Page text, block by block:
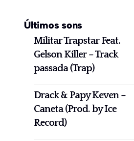
Últimos sons
Militar Trapstar Feat.
Gelson Killer – Track
passada (Trap)
Drack & Papy Keven –
Caneta (Prod. by Ice
Record)